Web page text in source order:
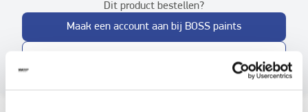
Dit product bestellen?
Maak een account aan bij BOSS paints